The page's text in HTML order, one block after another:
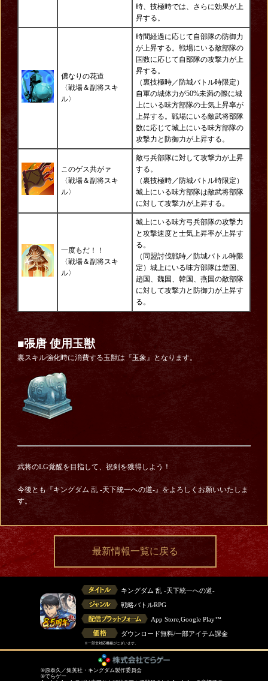
時、技極時では、さらに効果が上
昇する。
儂なりの花道
〈戦場＆副将スキ
ル〉
時間経過に応じて自部隊の防御力
が上昇する。戦場にいる敵部隊の
国数に応じて自部隊の攻撃力が上
昇する。
（裏技極時／防城バトル時限定）
自軍の城体力が50%未満の際に城
上にいる味方部隊の士気上昇率が
上昇する。戦場にいる敵武将部隊
数に応じて城上にいる味方部隊の
攻撃力と防御力が上昇する。
このゲス共がァ
〈戦場＆副将スキ
ル〉
敵弓兵部隊に対して攻撃力が上昇
する。
（裏技極時／防城バトル時限定）
城上にいる味方部隊は敵武将部隊
に対して攻撃力が上昇する。
一度もだ！！
〈戦場＆副将スキ
ル〉
城上にいる味方弓兵部隊の攻撃力
と攻撃速度と士気上昇率が上昇す
る。
（同盟討伐戦時／防城バトル時限
定）城上にいる味方部隊は楚国、
趙国、魏国、韓国、燕国の敵部隊
に対して攻撃力と防御力が上昇す
る。
■張唐 使用玉獣
裏スキル強化時に消費する玉獣は『玉象』となります。
武将のLG覚醒を目指して、祝剣を獲得しよう！
今後とも『キングダム 乱 -天下統一への道-』をよろしくお願いいたしま
す。
最新情報一覧に戻る
キングダム 乱 -天下統一への道-
戦略バトルRPG
App Store,Google Play™
ダウンロード無料/一部アイテム課金
※一部非対応機種がございます。
©原泰久／集英社・キングダム製作委員会
©でらゲー